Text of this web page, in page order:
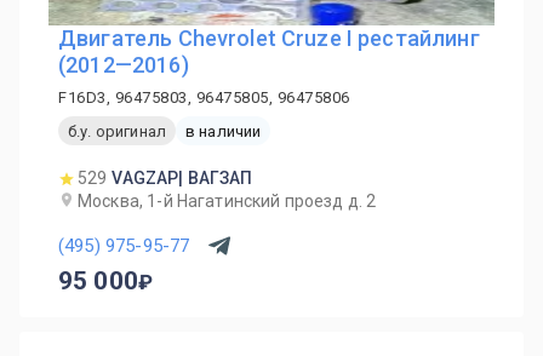
Двигатель Chevrolet Cruze I рестайлинг
(2012—2016)
F16D3, 96475803, 96475805, 96475806
б.у. оригинал
в наличии
529 VAGZAP| ВАГЗАП
Москва, 1-й Нагатинский проезд д. 2
(495) 975-95-77
95 000